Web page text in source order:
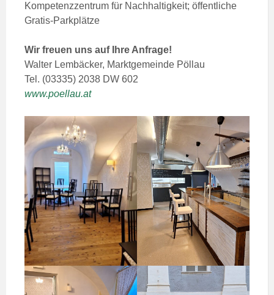
Kompetenzzentrum für Nachhaltigkeit; öffentliche
Gratis-Parkplätze
Wir freuen uns auf Ihre Anfrage!
Walter Lembäcker, Marktgemeinde Pöllau
Tel. (03335) 2038 DW 602
www.poellau.at